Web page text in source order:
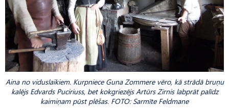
Aina no viduslaikiem. Kurpniece Guna Zommere vēro, kā strādā bruņu
kalējs Edvards Puciriuss, bet kokgriezējs Artūrs Zirnis labprāt palīdz
kaimiņam pūst plēšas. FOTO: Sarmīte Feldmane